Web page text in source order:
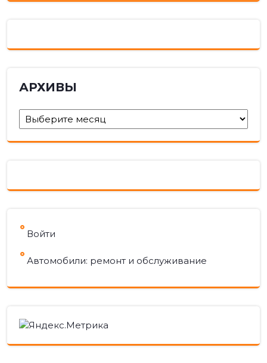
АРХИВЫ
Архивы
Войти
Автомобили: ремонт и обслуживание